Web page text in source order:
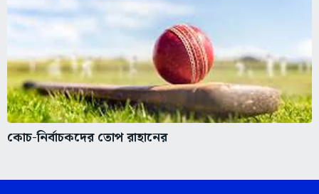
কোচ-নির্বাচকদের তোপ রাহানের